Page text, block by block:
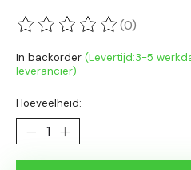
De beoordeling van dit
(0)
In backorder (Levertijd:3-5
leverancier)
Hoeveelheid: